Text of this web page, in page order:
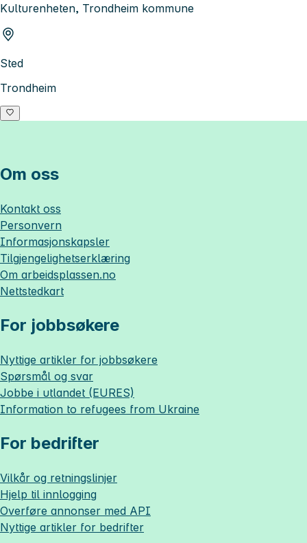
Kulturenheten, Trondheim kommune
Sted
Trondheim
Om oss
Kontakt oss
Personvern
Informasjonskapsler
Tilgjengelighetserklæring
Om arbeidsplassen.no
Nettstedkart
For jobbsøkere
Nyttige artikler for jobbsøkere
Spørsmål og svar
Jobbe i utlandet (EURES)
Information to refugees from Ukraine
For bedrifter
Vilkår og retningslinjer
Hjelp til innlogging
Overføre annonser med API
Nyttige artikler for bedrifter